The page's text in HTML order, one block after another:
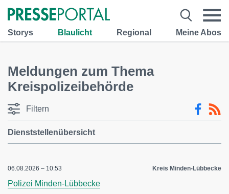
Storys Blaulicht Regional Meine Abos
Meldungen zum Thema
Kreispolizeibehörde
Filtern
Dienststellenübersicht
06.08.2026 – 10:53 Kreis Minden-Lübbecke
Polizei Minden-Lübbecke